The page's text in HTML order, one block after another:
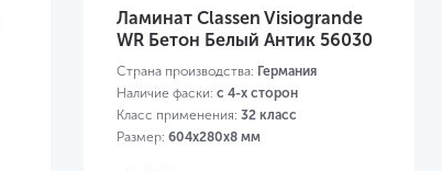
Ламинат Classen Visiogrande
WR Бетон Белый Антик 56030
Страна производства: Германия
Наличие фаски: с 4-х сторон
Класс применения: 32 класс
Размер: 604х280х8 мм